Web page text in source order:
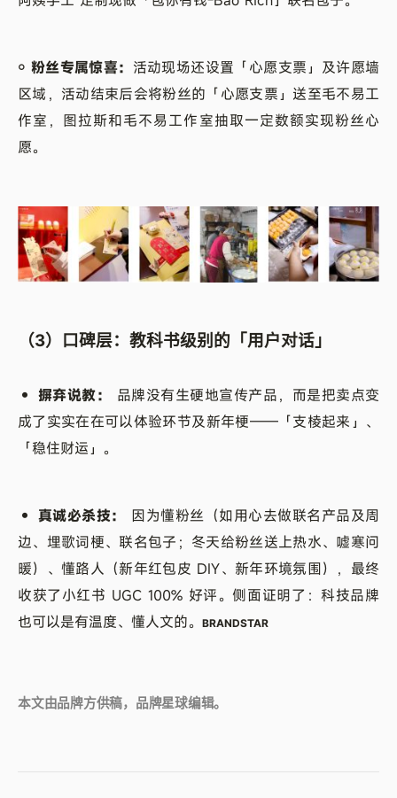
￮ 粉丝专属惊喜： 活动现场还设置「心愿支票」及许愿墙
区域，活动结束后会将粉丝的「心愿支票」送至毛不易工
作室，图拉斯和毛不易工作室抽取一定数额实现粉丝心
愿。
（3）口碑层：教科书级别的「用户对话」
• 摒弃说教：
品牌没有生硬地宣传产品，而是把卖点变
成了实实在在可以体验环节及新年梗——「支棱起来」、
「稳住财运」。
• 真诚必杀技：
因为懂粉丝（如用心去做联名产品及周
边、埋歌词梗、联名包子；冬天给粉丝送上热水、嘘寒问
暖）、懂路人（新年红包皮 DIY、新年环境氛围），最终
收获了小红书 UGC 100% 好评。侧面证明了：科技品牌
也可以是有温度、懂人文的。
BRANDSTAR
本文由品牌方供稿，品牌星球编辑。